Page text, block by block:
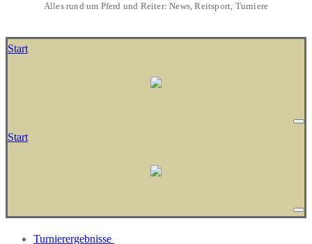
Alles rund um Pferd und Reiter: News, Reitsport, Turniere
Start
Start
Turnierergebnisse